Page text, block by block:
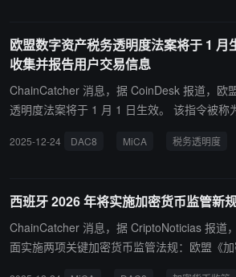
像对待银行账户一样，对加密货币的持有、
的监管。证券交易所、经纪商和其他加密服务
申报视为一项核心运营要求，而非次要的合规
月 1 日起生效，但企业在强制执行前有一段有
欧盟数字资产税务透明度法案将于 1 月
收集并报告用户交易信息
ChainCatcher 消息，据 CoinDesk 报道，欧
透明度法案将于 1 月 1 日生效。 该指令被称为 DAC8，它将欧盟长
供商。该指令要求包括交易所和经纪商在内的
市场（MiCA）法规并行运作，但又各自独立
为，而 DAC8 指令则监管税务流向。 该指令自 1 月 1 日起生效，但
加密货币公司享有过渡期。服务提供商必须在
2025-12-24 DAC8 MiCA 税务透明度
西班牙 2026 年将实施加密货币监管新
ChainCatcher 消息，据 CriptoNoticias 报道
面实施两项关键加密货币监管法规：欧盟《